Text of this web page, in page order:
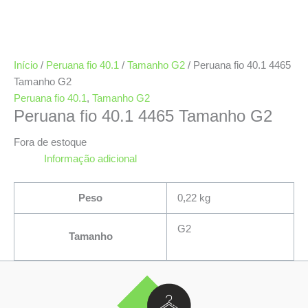
Início / Peruana fio 40.1 / Tamanho G2 / Peruana fio 40.1 4465
Tamanho G2
Peruana fio 40.1 , Tamanho G2
Peruana fio 40.1 4465 Tamanho G2
Fora de estoque
Informação adicional
Peso 0,22 kg
Tamanho
G2